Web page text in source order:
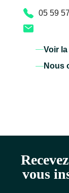
05 59
Voir
Nous
vous